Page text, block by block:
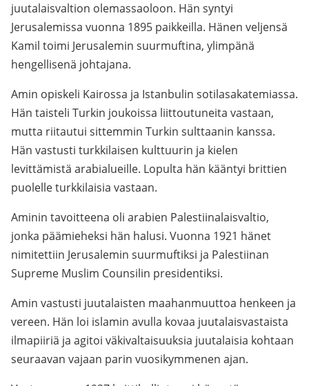
juutalaisvaltion olemassaoloon. Hän syntyi
Jerusalemissa vuonna 1895 paikkeilla. Hänen veljensä
Kamil toimi Jerusalemin suurmuftina, ylimpänä
hengellisenä johtajana.
Amin opiskeli Kairossa ja Istanbulin sotilasakatemiassa.
Hän taisteli Turkin joukoissa liittoutuneita vastaan,
mutta riitautui sittemmin Turkin sulttaanin kanssa.
Hän vastusti turkkilaisen kulttuurin ja kielen
levittämistä arabialueille. Lopulta hän kääntyi brittien
puolelle turkkilaisia vastaan.
Aminin tavoitteena oli arabien Palestiinalaisvaltio,
jonka päämieheksi hän halusi. Vuonna 1921 hänet
nimitettiin Jerusalemin suurmuftiksi ja Palestiinan
Supreme Muslim Counsilin presidentiksi.
Amin vastusti juutalaisten maahanmuuttoa henkeen ja
vereen. Hän loi islamin avulla kovaa juutalaisvastaista
ilmapiiriä ja agitoi väkivaltaisuuksia juutalaisia kohtaan
seuraavan vajaan parin vuosikymmenen ajan.